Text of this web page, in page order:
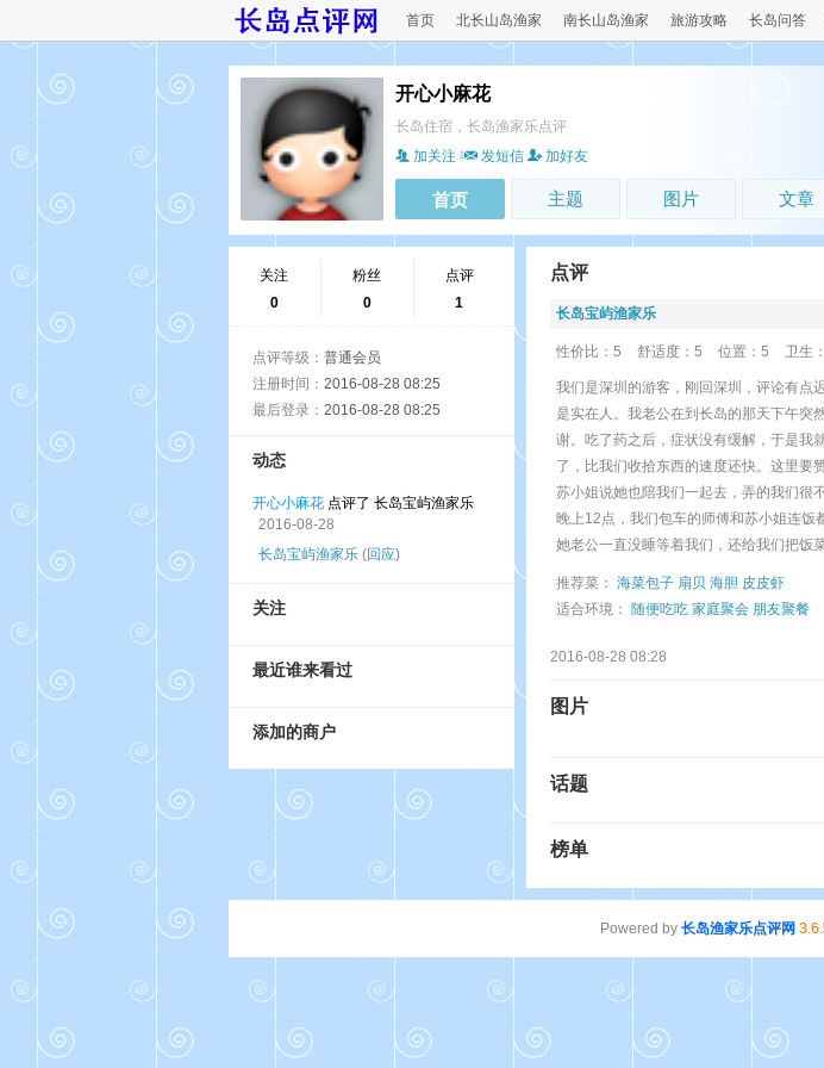
首页 北长山岛渔家 南长山岛渔家 旅游攻略 长岛问答
开心小麻花
长岛住宿，长岛渔家乐点评
加关注
发短信 加好友
首页 主题 图片 文章
关注
0
粉丝
0
点评
1
点评等级： 普通会员
注册时间： 2016-08-28 08:25
最后登录： 2016-08-28 08:25
动态
开心小麻花 点评了 长岛宝屿渔家乐
2016-08-28
长岛宝屿渔家乐 (回应)
关注
最近谁来看过
添加的商户
点评
长岛宝屿渔家乐
性价比：5 舒适度：5 位置：5 卫生
我们是深圳的游客，刚回深圳，评论有点
是实在人。我老公在到长岛的那天下午突
谢。吃了药之后，症状没有缓解，于是我
了，比我们收拾东西的速度还快。这里要赞
苏小姐说她也陪我们一起去，弄的我们很
晚上12点，我们包车的师傅和苏小姐连饭
她老公一直没睡等着我们，还给我们把饭
推荐菜： 海菜包子 扇贝 海胆 皮皮虾
适合环境： 随便吃吃 家庭聚会 朋友聚餐
2016-08-28 08:28
图片
话题
榜单
Powered by 长岛渔家乐点评网